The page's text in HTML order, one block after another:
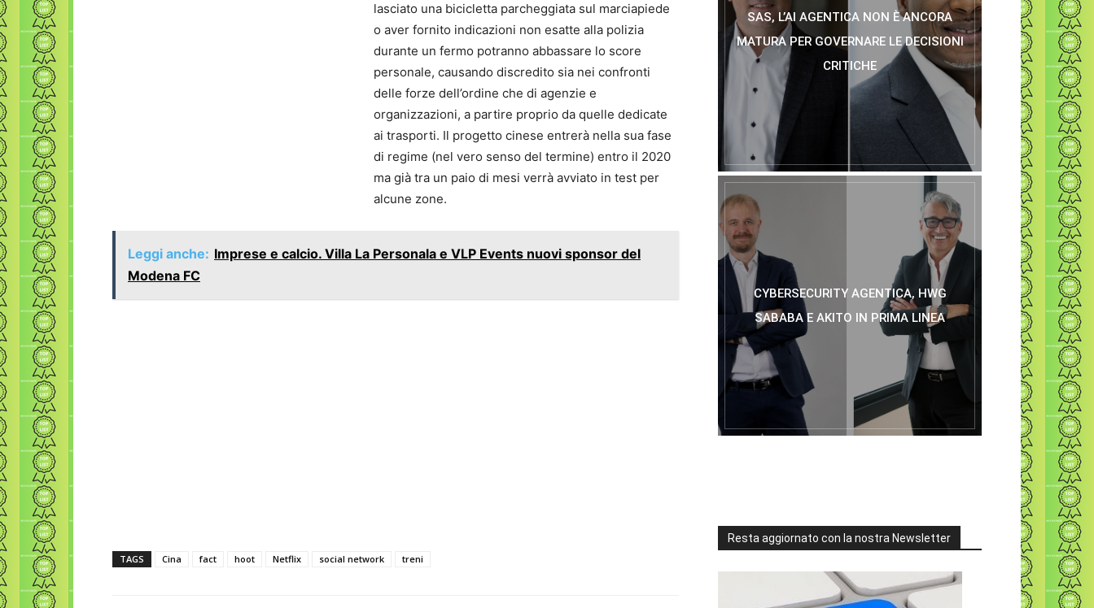
lasciato una bicicletta parcheggiata sul marciapiede
o aver fornito indicazioni non esatte alla polizia
durante un fermo potranno abbassare lo score
personale, causando discredito sia nei confronti
delle forze dell’ordine che di agenzie e
organizzazioni, a partire proprio da quelle dedicate
ai trasporti. Il progetto cinese entrerà nella sua fase
di regime (nel vero senso del termine) entro il 2020
ma già tra un paio di mesi verrà avviato in test per
alcune zone.
Leggi anche: Imprese e calcio. Villa La Personala e VLP Events nuovi sponsor del
Modena FC
TAGS Cina fact hoot Netflix social network treni
SAS, L’AI AGENTICA NON È ANCORA
MATURA PER GOVERNARE LE DECISIONI
CRITICHE
CYBERSECURITY AGENTICA, HWG
SABABA E AKITO IN PRIMA LINEA
Resta aggiornato con la nostra Newsletter